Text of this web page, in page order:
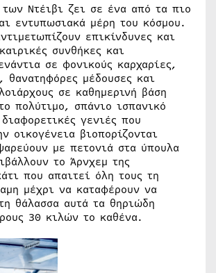
των Ντέιβι ζει σε ένα από τα πιο
εντυπωσιακά μέρη του κόσμου.
επικίνδυνες και
συνθήκες και
σε φονικούς καρχαρίες,
θανατηφόρες μέδουσες και
σε καθημερινή βάση
πολύτιμο, σπάνιο ισπανικό
γενιές που
οικογένεια βιοπορίζονται
με πετονιά στα ύπουλα
το Άρνχεμ της
που απαιτεί όλη τους τη
μέχρι να καταφέρουν να
θάλασσα αυτά τα θηριώδη
30 κιλών το καθένα.